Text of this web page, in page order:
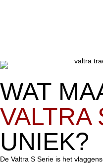
WAT
VALTRA
UNIEK?
De Valtra S Serie is het